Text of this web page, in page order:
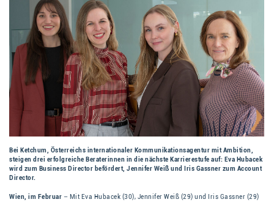
Bei Ketchum, Österreichs internationaler Kommunikationsagentur mit Ambition,
steigen drei erfolgreiche Beraterinnen in die nächste Karrierestufe auf: Eva Hubacek
wird zum Business Director befördert, Jennifer Weiß und Iris Gassner zum Account
Director.
Wien, im Februar – Mit Eva Hubacek (30), Jennifer Weiß (29) und Iris Gassner (29)